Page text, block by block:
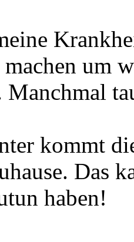
um
kommt
Das
haben!